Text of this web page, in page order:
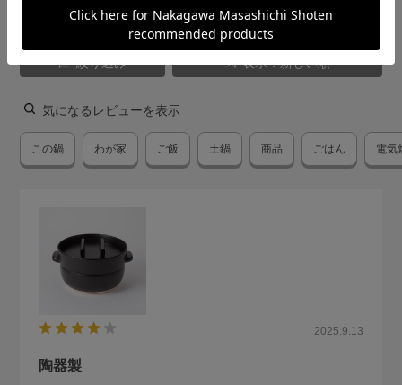
絞り込み 表示：新しい順
気になるレビューを表示
この鍋 わが家 ご飯 土鍋 商品 ごはん 電気
2025.9.13
陶器製